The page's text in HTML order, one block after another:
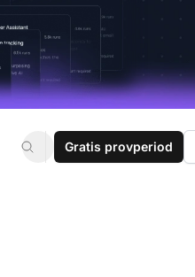
Gratis provperiod